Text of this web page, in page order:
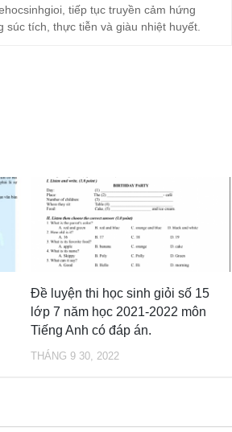
tiếp tục truyền cảm hứng
tích, thực tiễn và giàu nhiệt huyết.
Đề luyện thi học sinh giỏi số 15
lớp 7 năm học 2021-2022 môn
Tiếng Anh có đáp án.
THÁNG 9 30, 2022